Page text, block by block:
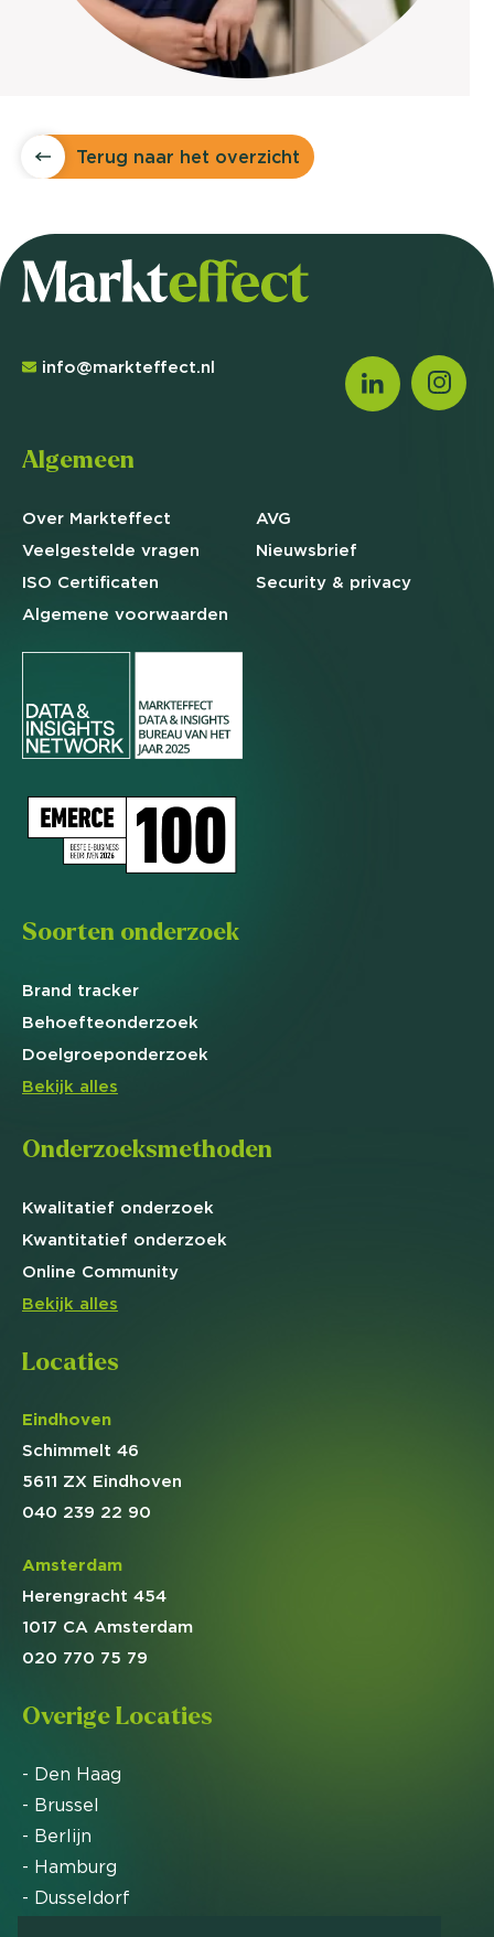
Terug naar het overzicht
info@markteffect.nl
Algemeen
Over Markteffect
Veelgestelde vragen
ISO Certificaten
Algemene voorwaarden
AVG
Nieuwsbrief
Security & privacy
Soorten onderzoek
Brand tracker
Behoefteonderzoek
Doelgroeponderzoek
Bekijk alles
Onderzoeksmethoden
Kwalitatief onderzoek
Kwantitatief onderzoek
Online Community
Bekijk alles
Locaties
Eindhoven
Schimmelt 46
5611 ZX Eindhoven
040 239 22 90
Amsterdam
Herengracht 454
1017 CA Amsterdam
020 770 75 79
Overige Locaties
- Den Haag
- Brussel
- Berlijn
- Hamburg
- Dusseldorf